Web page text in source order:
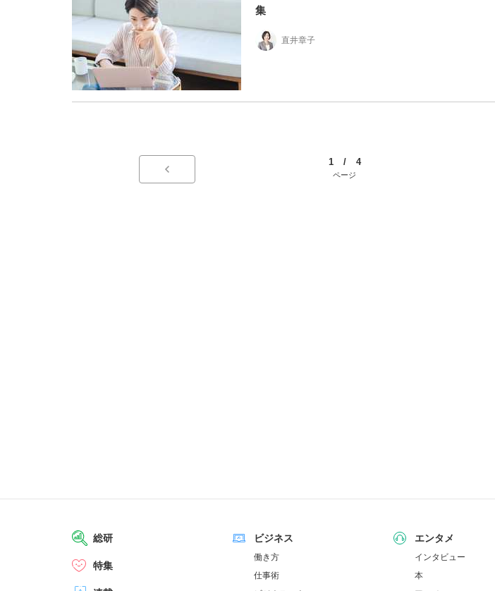
集
直井章子
1 / 4
ページ
総研
特集
ビジネス
働き方
仕事術
エンタメ
インタビュー
本